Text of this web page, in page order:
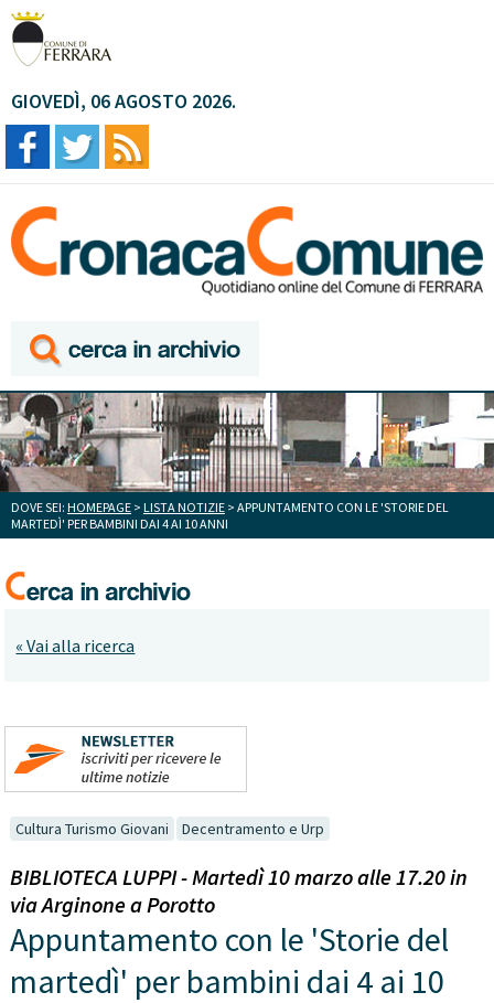
GIOVEDÌ, 06 AGOSTO 2026.
DOVE SEI: HOMEPAGE > LISTA NOTIZIE > APPUNTAMENTO CON LE 'STORIE DEL
MARTEDÌ' PER BAMBINI DAI 4 AI 10 ANNI
« Vai alla ricerca
Cultura Turismo Giovani Decentramento e Urp
BIBLIOTECA LUPPI - Martedì 10 marzo alle 17.20 in
via Arginone a Porotto
Appuntamento con le 'Storie del
martedì' per bambini dai 4 ai 10